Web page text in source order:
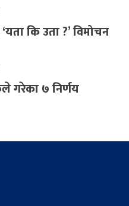
कि उता ?’ विमोचन
गरेका ७ निर्णय